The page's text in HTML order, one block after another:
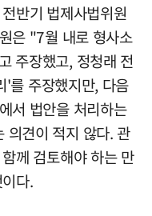
반기 법제사법위원
은 "7월 내로 형사소
주장했고, 정청래 전
를 주장했지만, 다음
서 법안을 처리하는
의견이 적지 않다. 관
께 검토해야 하는 만
다.